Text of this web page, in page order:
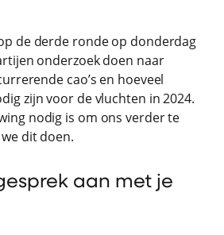
de derde ronde op donderdag
onderzoek doen naar
cao’s en hoeveel
zijn voor de vluchten in 2024.
nodig is om ons verder te
dit doen.
aan met je